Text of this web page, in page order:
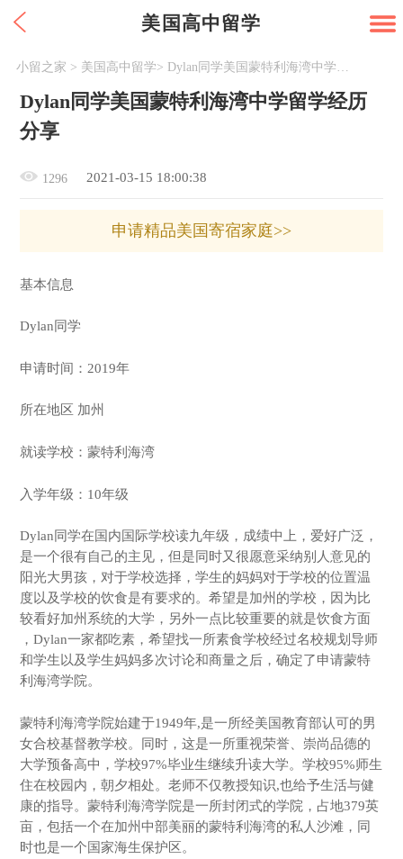
美国高中留学
小留之家 > 美国高中留学>
Dylan同学美国蒙特利海湾中学留学经历
分享
1296 2021-03-15 18:00:38
申请精品美国寄宿家庭>>
基本信息
Dylan同学
申请时间：2019年
所在地区 加州
就读学校：蒙特利海湾
入学年级：10年级
Dylan同学在国内国际学校读九年级，成绩中上，爱好广泛，
是一个很有自己的主见，但是同时又很愿意采纳别人意见的
阳光大男孩，对于学校选择，学生的妈妈对于学校的位置温
度以及学校的饮食是有要求的。希望是加州的学校，因为比
较看好加州系统的大学，另外一点比较重要的就是饮食方面
，Dylan一家都吃素，希望找一所素食学校经过名校规划导师
和学生以及学生妈妈多次讨论和商量之后，确定了申请蒙特
利海湾学院。
蒙特利海湾学院始建于1949年,是一所经美国教育部认可的男
女合校基督教学校。同时，这是一所重视荣誉、崇尚品德的
大学预备高中，学校97%毕业生继续升读大学。学校95%师生
住在校园内，朝夕相处。老师不仅教授知识,也给予生活与健
康的指导。蒙特利海湾学院是一所封闭式的学院，占地379英
亩，包括一个在加州中部美丽的蒙特利海湾的私人沙滩，同
时也是一个国家海生保护区。